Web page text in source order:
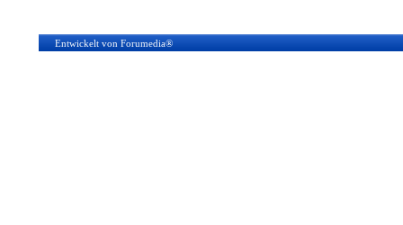
Entwickelt von Forumedia®